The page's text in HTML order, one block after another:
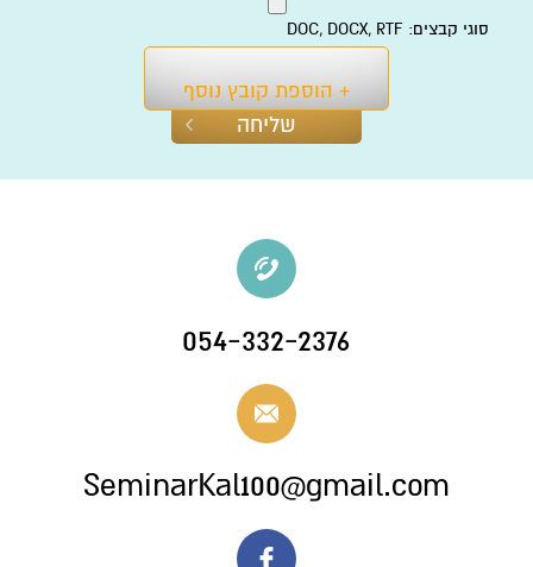
סוגי קבצים: DOC, DOCX, RTF
+ הוספת קובץ נוסף
054-332-2376
SeminarKal100@gmail.com